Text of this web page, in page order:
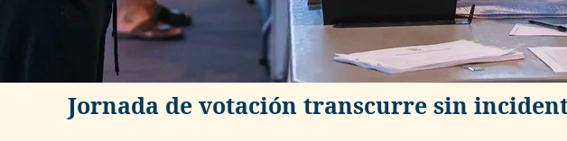
Jornada de votación transcurre sin